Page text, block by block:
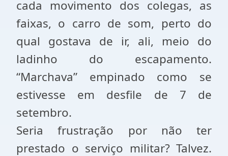
cada movimento dos colegas, as
faixas, o carro de som, perto do
qual gostava de ir, ali, meio do
ladinho do escapamento.
“Marchava” empinado como se
estivesse em desfile de 7 de
setembro.
Seria frustração por não ter
prestado o serviço militar? Talvez.